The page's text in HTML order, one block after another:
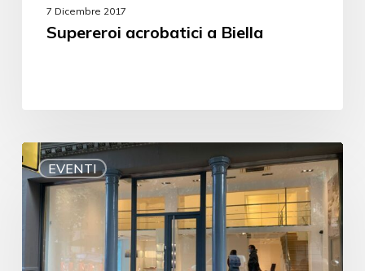
7 Dicembre 2017
Supereroi acrobatici a Biella
EVENTI